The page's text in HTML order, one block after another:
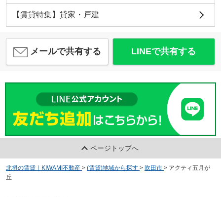
【賃貸特集】貸家・戸建
メールで共有する LINEで共有する
ページトップへ
北摂の賃貸｜KIWAMI不動産 > (賃貸)地域から探す > 吹田市 > アクティ五月が
丘